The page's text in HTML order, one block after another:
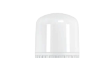
19,300₫.